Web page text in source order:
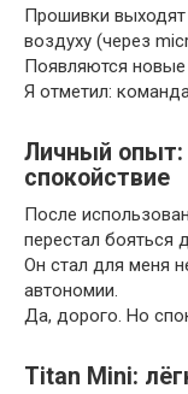
Прошивки
воздуху (через
Появляются новые
Я отметил:
Личный опыт:
спокойствие
После
перестал бояться
Он стал для меня
автономии.
Да, дорого. Но
Titan Mini: